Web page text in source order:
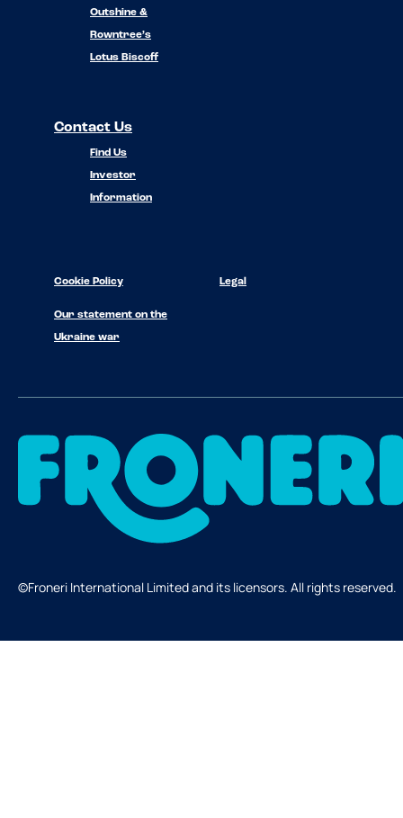
Outshine &
Rowntree’s
Lotus Biscoff
Contact Us
Find Us
Investor
Information
Cookie Policy Legal
Our statement on the
Ukraine war
©Froneri International Limited and its licensors. All rights reserved.